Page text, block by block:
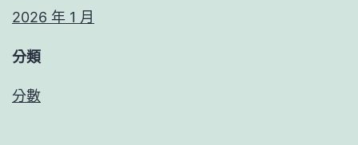
2026 年 1 月
分類
分數